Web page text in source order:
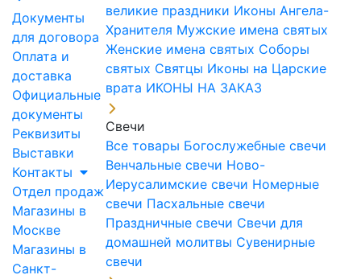
Документы
для договора
Оплата и
доставка
Официальные
документы
Реквизиты
Выставки
Контакты
Отдел продаж
Магазины в
Москве
Магазины в
Санкт-
великие праздники Иконы Ангела-
Хранителя Мужские имена святых
Женские имена святых Соборы
святых Святцы Иконы на Царские
врата ИКОНЫ НА ЗАКАЗ
Свечи
Все товары Богослужебные свечи
Венчальные свечи Ново-
Иерусалимские свечи Номерные
свечи Пасхальные свечи
Праздничные свечи Свечи для
домашней молитвы Сувенирные
свечи